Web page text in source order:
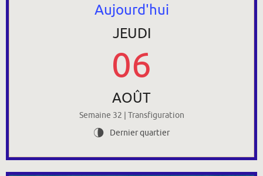
Aujourd'hui
JEUDI
06
AOÛT
Semaine 32 | Transfiguration
U Dernier quartier